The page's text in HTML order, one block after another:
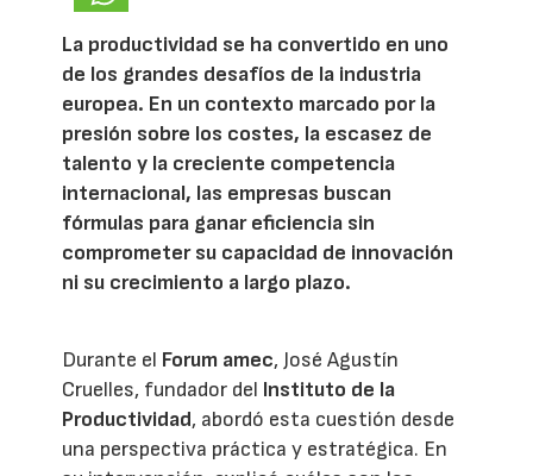
La productividad se ha convertido en uno
de los grandes desafíos de la industria
europea. En un contexto marcado por la
presión sobre los costes, la escasez de
talento y la creciente competencia
internacional, las empresas buscan
fórmulas para ganar eficiencia sin
comprometer su capacidad de innovación
ni su crecimiento a largo plazo.
Durante el Forum amec, José Agustín
Cruelles, fundador del Instituto de la
Productividad, abordó esta cuestión desde
una perspectiva práctica y estratégica. En